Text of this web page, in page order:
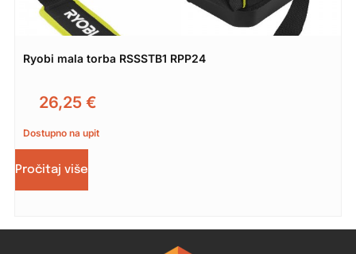
Ryobi mala torba RSSSTB1 RPP24
26,25 €
Dostupno na upit
Pročitaj više